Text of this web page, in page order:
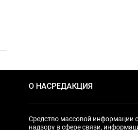
О НАСРЕДАКЦИЯ
Средство массовой информации
надзору в сфере связи,